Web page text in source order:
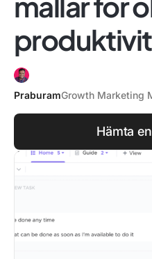
PraburamGrowth Marketing
Hämta